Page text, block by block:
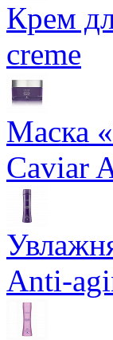
Крем
creme
Маска
Caviar
Anti-